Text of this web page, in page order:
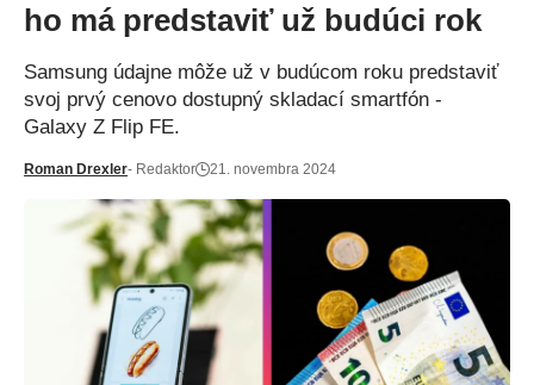
ho má predstaviť už budúci rok
Samsung údajne môže už v budúcom roku predstaviť
svoj prvý cenovo dostupný skladací smartfón -
Galaxy Z Flip FE.
Roman Drexler- Redaktor 21. novembra 2024